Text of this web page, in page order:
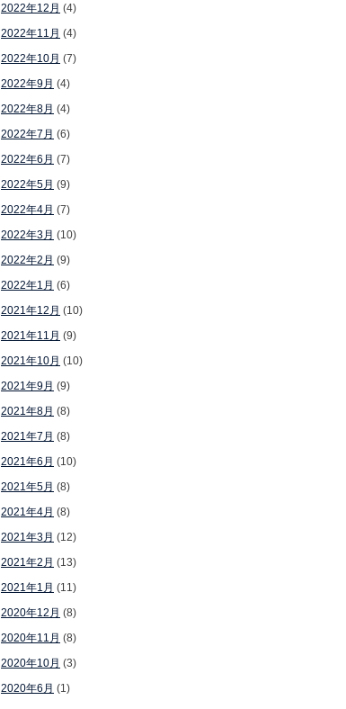
2022年12月 (4)
2022年11月 (4)
2022年10月 (7)
2022年9月 (4)
2022年8月 (4)
2022年7月 (6)
2022年6月 (7)
2022年5月 (9)
2022年4月 (7)
2022年3月 (10)
2022年2月 (9)
2022年1月 (6)
2021年12月 (10)
2021年11月 (9)
2021年10月 (10)
2021年9月 (9)
2021年8月 (8)
2021年7月 (8)
2021年6月 (10)
2021年5月 (8)
2021年4月 (8)
2021年3月 (12)
2021年2月 (13)
2021年1月 (11)
2020年12月 (8)
2020年11月 (8)
2020年10月 (3)
2020年6月 (1)